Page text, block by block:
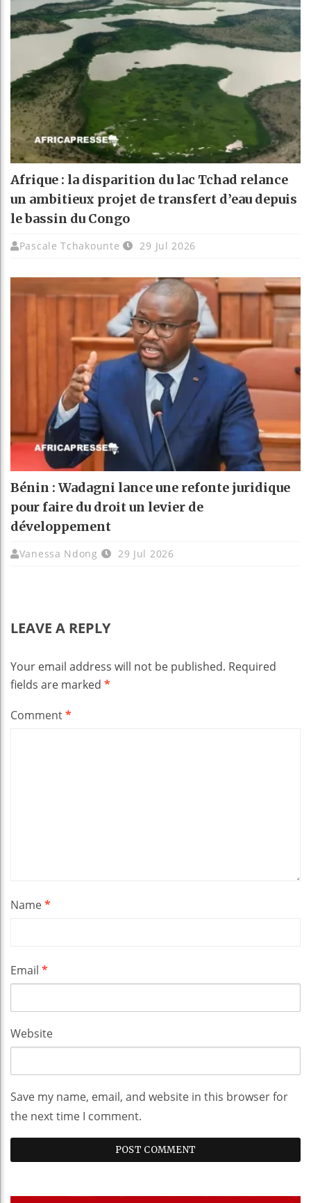
Afrique : la disparition du lac Tchad relance
un ambitieux projet de transfert d’eau depuis
le bassin du Congo
Pascale Tchakounte 29 Jul 2026
Bénin : Wadagni lance une refonte juridique
pour faire du droit un levier de
développement
Vanessa Ndong 29 Jul 2026
LEAVE A REPLY
Your email address will not be published. Required
fields are marked *
Comment*
Name*
Email *
Website
Save my name, email, and website in this browser for
the next time I comment.